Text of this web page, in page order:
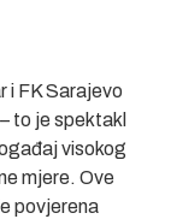
i FK Sarajevo
to je spektakl
visokog
mjere. Ove
povjerena